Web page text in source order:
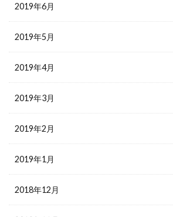
2019年6月
2019年5月
2019年4月
2019年3月
2019年2月
2019年1月
2018年12月